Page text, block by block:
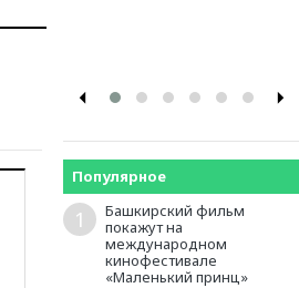
Популярное
1
Башкирский фильм
покажут на
международном
кинофестивале
«Маленький принц»